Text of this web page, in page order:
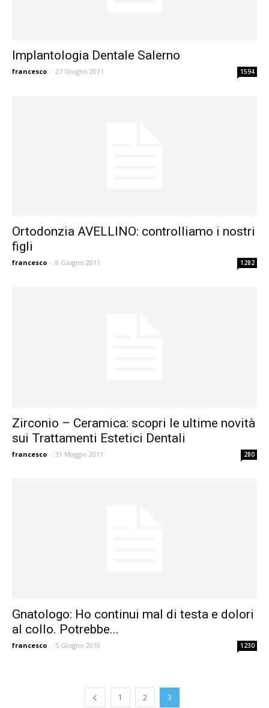
Implantologia Dentale Salerno
francesco - 27 Giugno 2011 1594
Ortodonzia AVELLINO: controlliamo i nostri
figli
francesco - 8 Giugno 2011 1282
Zirconio – Ceramica: scopri le ultime novità
sui Trattamenti Estetici Dentali
francesco - 31 Maggio 2011 280
Gnatologo: Ho continui mal di testa e dolori
al collo. Potrebbe...
francesco - 5 Giugno 2010 1230
1 2 3